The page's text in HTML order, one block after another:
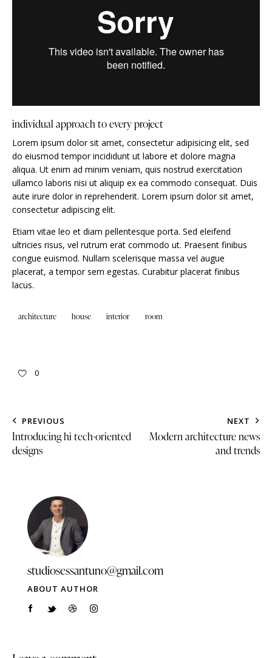
individual approach to every project
Lorem ipsum dolor sit amet, consectetur adipisicing elit, sed
do eiusmod tempor incididunt ut labore et dolore magna
aliqua. Ut enim ad minim veniam, quis nostrud exercitation
ullamco laboris nisi ut aliquip ex ea commodo consequat. Duis
aute irure dolor in reprehenderit. Lorem ipsum dolor sit amet,
consectetur adipiscing elit.
Etiam vitae leo et diam pellentesque porta. Sed eleifend
ultricies risus, vel rutrum erat commodo ut. Praesent finibus
congue euismod. Nullam scelerisque massa vel augue
placerat, a tempor sem egestas. Curabitur placerat finibus
lacus.
architecture house interior room
0
PREVIOUS
Introducing hi tech-oriented
designs
NEXT
Modern architecture news
and trends
studiosessantuno@gmail.com
ABOUT AUTHOR